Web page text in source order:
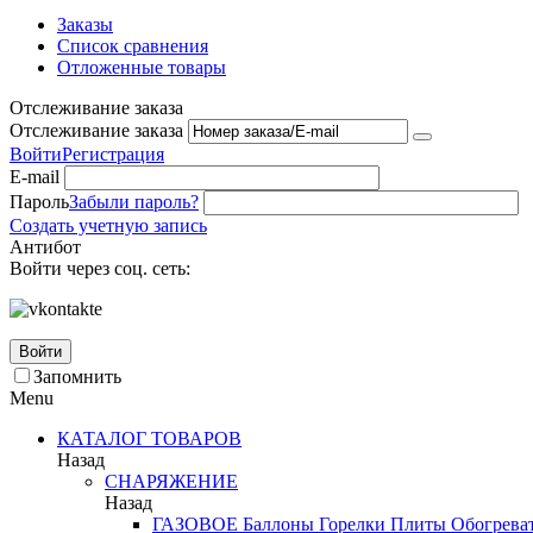
Заказы
Список сравнения
Отложенные товары
Отслеживание заказа
Отслеживание заказа
ВойтиРегистрация
E-mail
ПарольЗабыли пароль?
Создать учетную запись
Антибот
Войти через соц. сеть:
Войти
Запомнить
Menu
КАТАЛОГ ТОВАРОВ
Назад
СНАРЯЖЕНИЕ
Назад
ГАЗОВОЕ Баллоны Горелки Плиты